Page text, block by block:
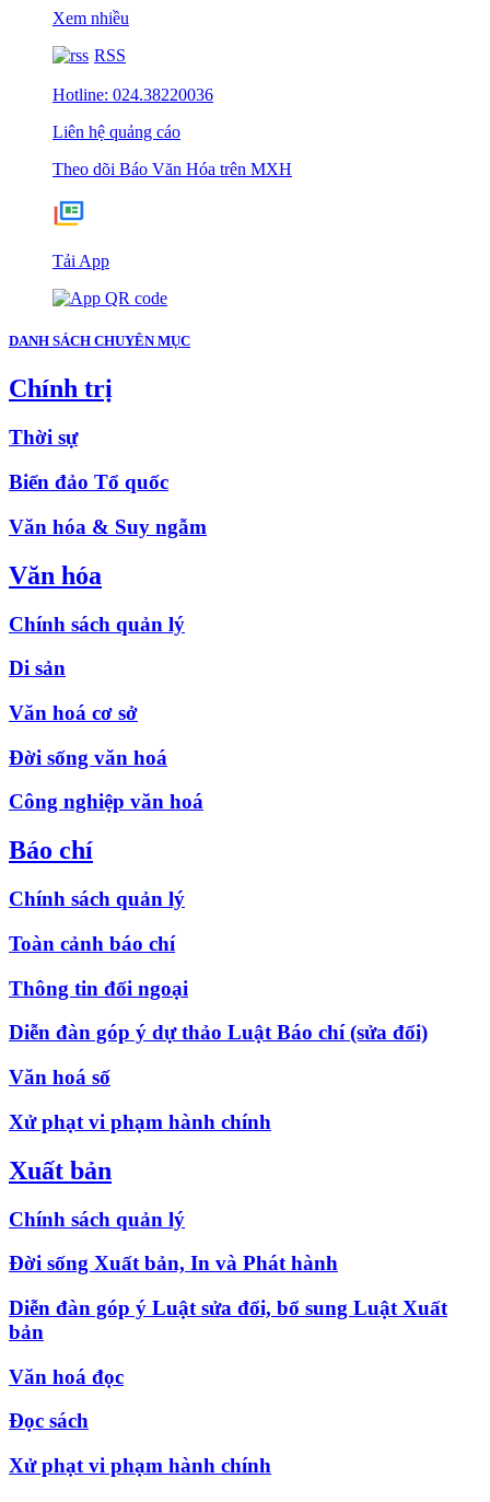
Xem nhiều
RSS
Hotline: 024.38220036
Liên hệ quảng cáo
Theo dõi Báo Văn Hóa trên MXH
Tải App
DANH SÁCH CHUYÊN MỤC
Chính trị
Thời sự
Biển đảo Tổ quốc
Văn hóa & Suy ngẫm
Văn hóa
Chính sách quản lý
Di sản
Văn hoá cơ sở
Đời sống văn hoá
Công nghiệp văn hoá
Báo chí
Chính sách quản lý
Toàn cảnh báo chí
Thông tin đối ngoại
Diễn đàn góp ý dự thảo Luật Báo chí (sửa đổi)
Văn hoá số
Xử phạt vi phạm hành chính
Xuất bản
Chính sách quản lý
Đời sống Xuất bản, In và Phát hành
Diễn đàn góp ý Luật sửa đổi, bổ sung Luật Xuất
bản
Văn hoá đọc
Đọc sách
Xử phạt vi phạm hành chính